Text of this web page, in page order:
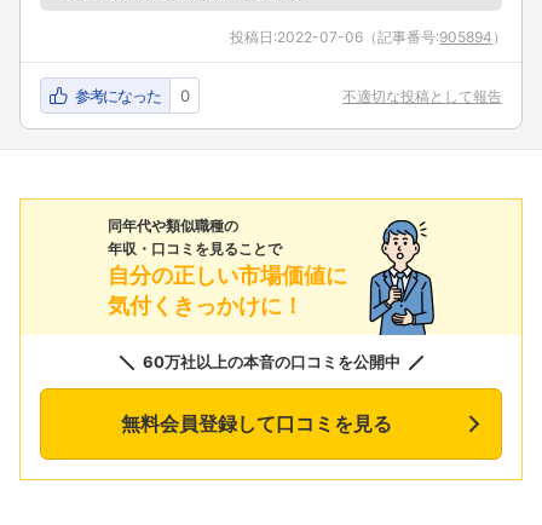
投稿日:2022-07-06 （記事番号:905894 ）
参考になった 0 不適切な投稿として報告
同年代や類似職種の
年収・口コミを見ることで
自分の正しい市場価値に
気付くきっかけに！
60万社以上の本音の口コミを公開中
無料会員登録して口コミを見る